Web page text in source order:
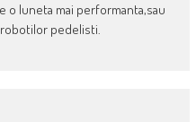
o luneta mai performanta,sau
robotilor pedelisti.